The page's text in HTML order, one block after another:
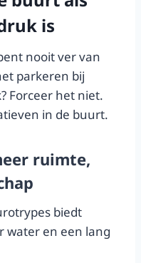
is
nooit ver van
parkeren bij
Forceer het niet.
in de buurt.
ruimte,
biedt
water en een lang